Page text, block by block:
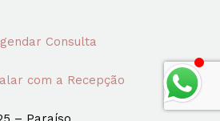
Consulta
com a Recepção